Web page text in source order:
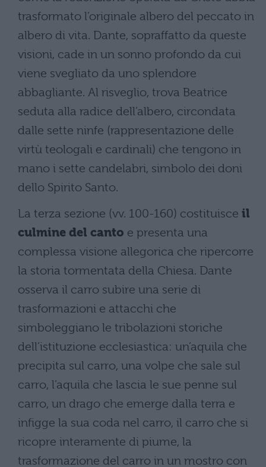
trasformato l’originale albero del peccato in
albero di vita. Dante, sopraffatto da queste
visioni, cade in un sonno profondo da cui
viene svegliato da uno splendore
abbagliante. Al risveglio, trova Beatrice
seduta alla radice dell’albero, circondata
dalle sette ninfe (rappresentazione delle
virtù teologali e cardinali) che tengono in
mano i sette candelabri, simbolo dei doni
dello Spirito Santo.
La terza sezione (vv. 100-160) costituisce il
culmine del canto e presenta una
complessa visione allegorica che ripercorre
la storia tormentata della Chiesa. Dante
osserva il carro subire una serie di
trasformazioni e attacchi che
simboleggiano le tribolazioni storiche
dell’istituzione ecclesiastica: un’aquila che
precipita sul carro, una volpe che sale sul
carro, l’aquila che lascia le sue penne sul
carro, un drago che emerge dalla terra e
infigge la sua coda nel carro, il carro che si
ricopre interamente di piume, la
trasformazione del carro in un mostro con